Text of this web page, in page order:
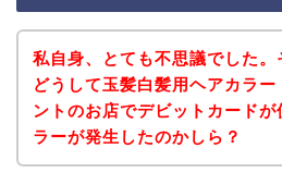
私自身、とても不思議でした。
どうして玉髪白髪用ヘアカラー
ントのお店でデビットカードが
ラーが発生したのかしら？